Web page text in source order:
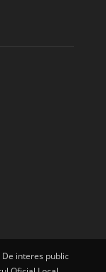
De interes public